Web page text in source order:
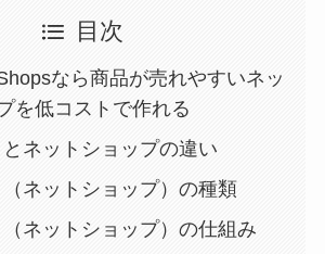
目次
なら商品が売れやすいネッ
を低コストで作れる
ネットショップの違い
ネットショップ）の種類
ネットショップ）の仕組み